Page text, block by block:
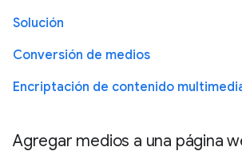
Solución
Conversión de medios
Encriptación de contenido
Agregar medios a una página